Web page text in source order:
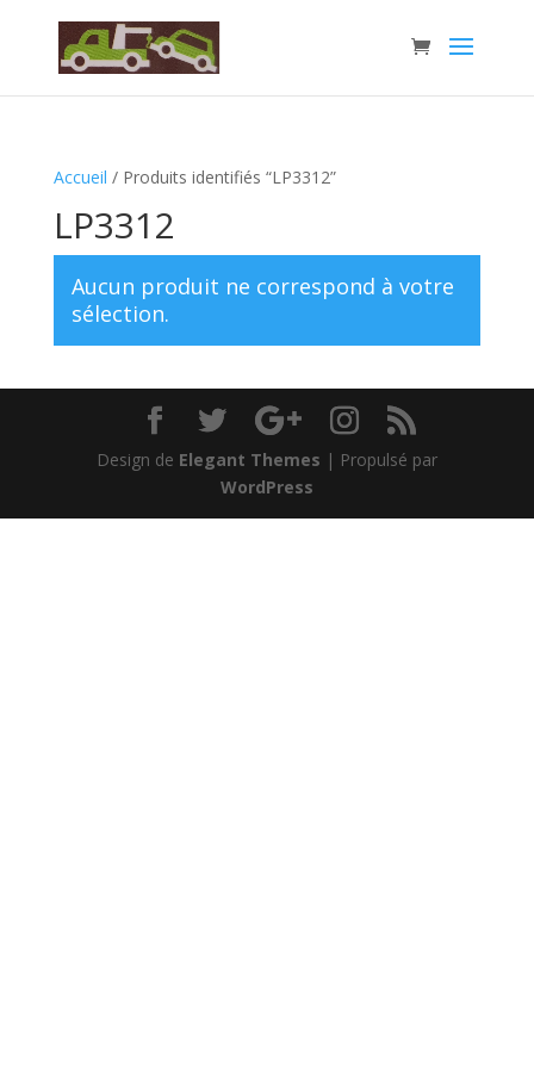
Accueil / Produits identifiés “LP3312”
LP3312
Aucun produit ne correspond à votre
sélection.
Design de Elegant Themes | Propulsé par
WordPress